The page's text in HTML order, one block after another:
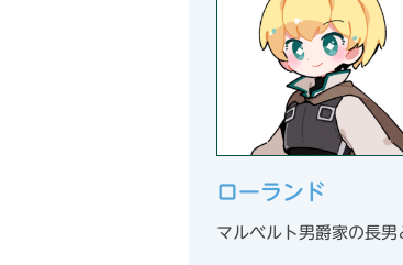
ローランド
マルベルト男爵家の長